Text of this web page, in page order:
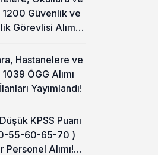
Güvenlik ve
Görevlisi Alımı
Hastanelere ve
ÖGG Alımı
Yayımlandı!
KPSS Puanı
55-60-65-70 )
Personel Alımı!